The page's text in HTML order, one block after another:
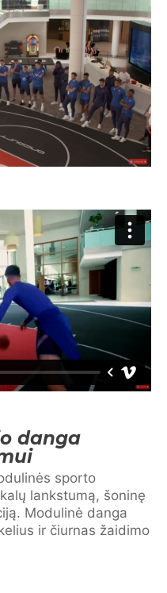
danga
sporto
lankstumą, šoninę
Modulinė danga
ir čiurnas žaidimo